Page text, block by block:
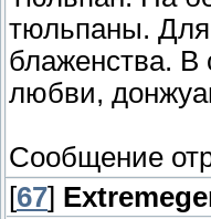
тюльпаны. Для
блаженства. В
любви,
Сообщение
[67]